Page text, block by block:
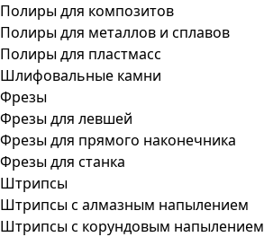
Полиры для композитов
Полиры для металлов и сплавов
Полиры для пластмасс
Шлифовальные камни
Фрезы
Фрезы для левшей
Фрезы для прямого наконечника
Фрезы для станка
Штрипсы
Штрипсы c алмазным напылением
Штрипсы c корундовым напылением